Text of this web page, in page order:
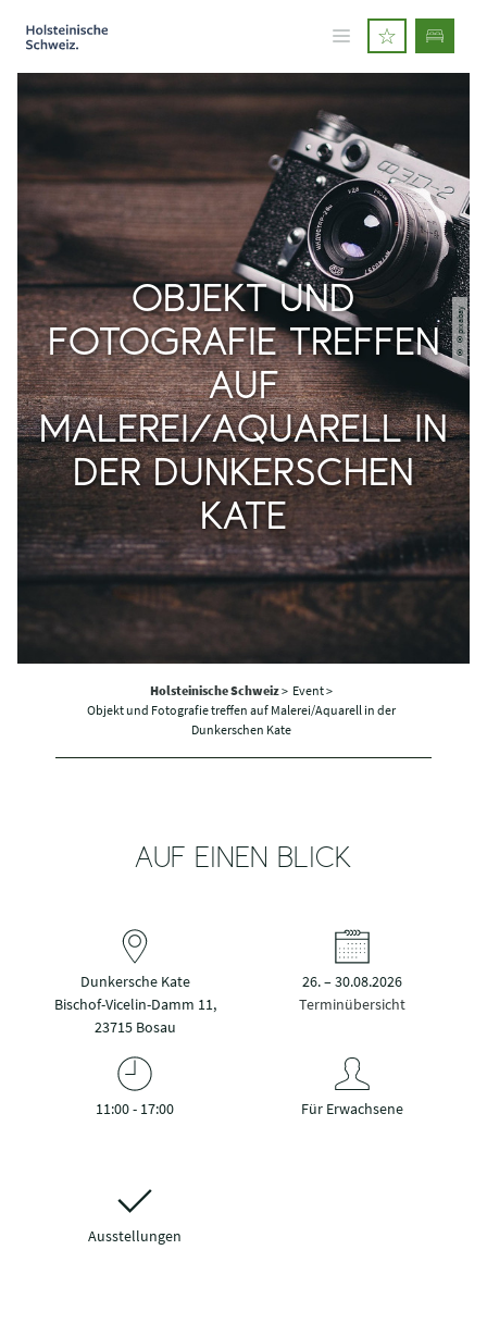
© ©pixabay
OBJEKT UND
FOTOGRAFIE TREFFEN
AUF
MALEREI/AQUARELL IN
DER DUNKERSCHEN
KATE
Holsteinische Schweiz> Event >
Objekt und Fotografie treffen auf Malerei/Aquarell in der
Dunkerschen Kate
AUF EINEN BLICK
Dunkersche Kate
Bischof-Vicelin-Damm 11,
23715 Bosau
26. – 30.08.2026
Terminübersicht
11:00 - 17:00 Für Erwachsene
Ausstellungen